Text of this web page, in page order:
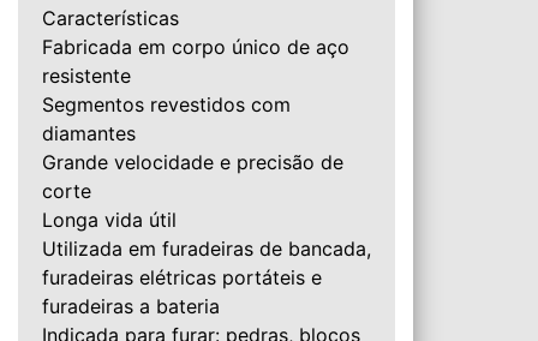
Características
Fabricada em corpo único de aço
resistente
Segmentos revestidos com
diamantes
Grande velocidade e precisão de
corte
Longa vida útil
Utilizada em furadeiras de bancada,
furadeiras elétricas portáteis e
furadeiras a bateria
Indicada para furar: pedras, blocos